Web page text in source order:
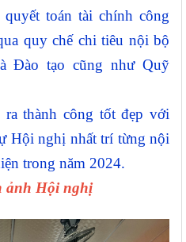
toán tài chính công
quy chế chi tiêu nội bộ
Đào tạo cũng như Quỹ
công tốt đẹp với
Hội nghị nhất trí từng nội
trong năm 2024.
ảnh Hội nghị